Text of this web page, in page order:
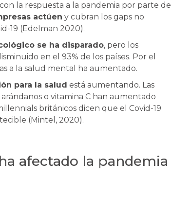
la respuesta a la pandemia por parte de
actúen y cubran los gaps no
19 (Edelman 2020).
se ha disparado, pero los
en el 93% de los países. Por el
a la salud mental ha aumentado.
para la salud está aumentando. Las
o vitamina C han aumentado
británicos dicen que el Covid-19
(Mintel, 2020).
afectado la pandemia